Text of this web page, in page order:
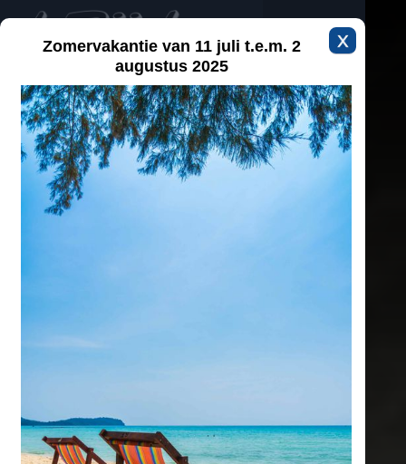
Zomervakantie van 11 juli t.e.m. 2
augustus 2025
X
CONTACTEER ONS